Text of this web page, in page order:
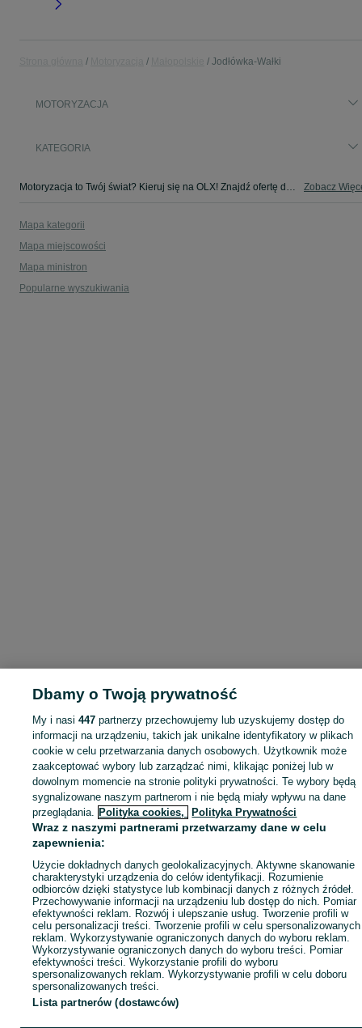
Jodłówka-Wałki
MOTORYZACJA
KATEGORIA
Motoryzacja to Twój świat? Kieruj się na OLX! Znajdź ofertę dla siebie w kategorii Motoryzacja na OLX - Jodłówka-Wałki i okolice! Zobacz
Mapa kategorii
Mapa miejscowości
Mapa ministron
Popularne wyszukiwania
Dbamy o Twoją prywatność
My i nasi447 partnerzy przechowujemy lub uzyskujemy dostęp do
informacji na urządzeniu, takich jak unikalne identyfikatory w plikach
cookie w celu przetwarzania danych osobowych. Użytkownik może
zaakceptować wybory lub zarządzać nimi, klikając poniżej lub w
dowolnym momencie na stronie polityki prywatności. Te wybory będą
sygnalizowane naszym partnerom i nie będą miały wpływu na dane
przeglądania. Polityka cookies, Polityka Prywatności
Wraz z naszymi partnerami przetwarzamy dane w celu
zapewnienia:
Użycie dokładnych danych geolokalizacyjnych. Aktywne skanowanie
charakterystyki urządzenia do celów identyfikacji. Rozumienie
odbiorców dzięki statystyce lub kombinacji danych z różnych źródeł.
Przechowywanie informacji na urządzeniu lub dostęp do nich. Pomiar
efektywności reklam. Rozwój i ulepszanie usług. Tworzenie profili w
celu personalizacji treści. Tworzenie profili w celu spersonalizowanych
reklam. Wykorzystywanie ograniczonych danych do wyboru reklam.
Wykorzystywanie ograniczonych danych do wyboru treści. Pomiar
efektywności treści. Wykorzystanie profili do wyboru
spersonalizowanych reklam. Wykorzystywanie profili w celu doboru
spersonalizowanych treści.
Lista partnerów (dostawców)